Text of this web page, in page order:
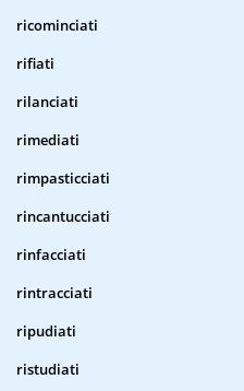
ricominciati
rifiati
rilanciati
rimediati
rimpasticciati
rincantucciati
rinfacciati
rintracciati
ripudiati
ristudiati